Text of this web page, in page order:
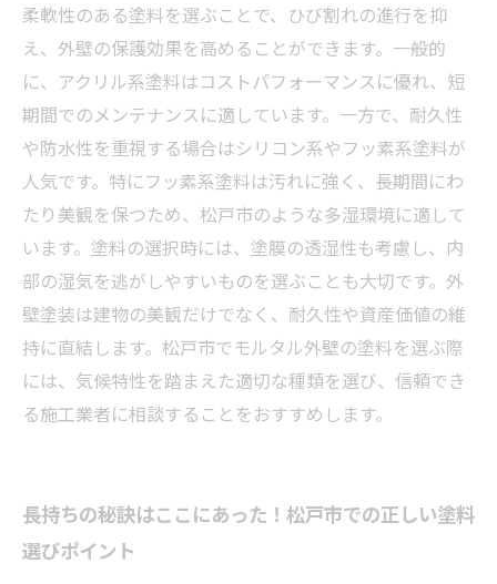
柔軟性のある塗料を選ぶことで、ひび割れの進行を抑
え、外壁の保護効果を高めることができます。一般的
に、アクリル系塗料はコストパフォーマンスに優れ、短
期間でのメンテナンスに適しています。一方で、耐久性
や防水性を重視する場合はシリコン系やフッ素系塗料が
人気です。特にフッ素系塗料は汚れに強く、長期間にわ
たり美観を保つため、松戸市のような多湿環境に適して
います。塗料の選択時には、塗膜の透湿性も考慮し、内
部の湿気を逃がしやすいものを選ぶことも大切です。外
壁塗装は建物の美観だけでなく、耐久性や資産価値の維
持に直結します。松戸市でモルタル外壁の塗料を選ぶ際
には、気候特性を踏まえた適切な種類を選び、信頼でき
る施工業者に相談することをおすすめします。
長持ちの秘訣はここにあった！松戸市での正しい塗料
選びポイント